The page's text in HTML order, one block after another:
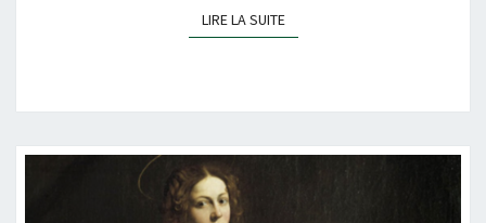
LIRE LA SUITELIRE LA SUITE